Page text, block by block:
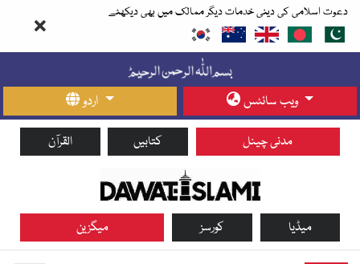
دعوت اسلامی کی دینی خدمات دیگر ممالک میں بھی دیکھئے
اردو ویب سائٹس
القرآن کتابیں مدنی چینل
میگزین کورسز میڈیا